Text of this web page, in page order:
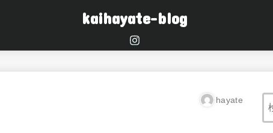
kaihayate-blog
hayate